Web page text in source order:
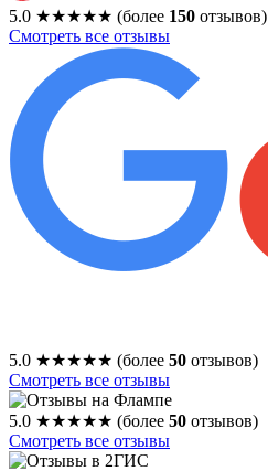
5.0 ★★★★★ (более 150 отзывов)
Смотреть все отзывы
5.0 ★★★★★ (более 50 отзывов)
Смотреть все отзывы
5.0 ★★★★★ (более 50 отзывов)
Смотреть все отзывы